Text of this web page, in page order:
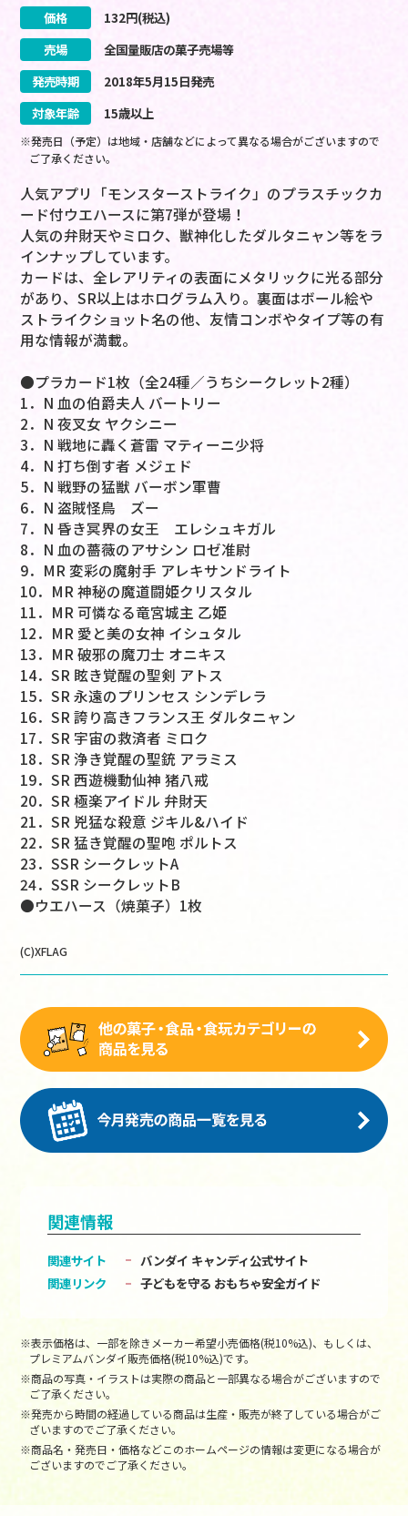
価格 132円(税込)
売場
全国量販店の菓子売場等
発売時期
2018年5月15日発売
対象年齢
15歳以上
※発売日（予定）は地域・店舗などによって異なる場合がございますので
ご了承ください。
人気アプリ「モンスターストライク」のプラスチックカ
ード付ウエハースに第7弾が登場！
人気の弁財天やミロク、獣神化したダルタニャン等をラ
インナップしています。
カードは、全レアリティの表面にメタリックに光る部分
があり、SR以上はホログラム入り。裏面はボール絵や
ストライクショット名の他、友情コンボやタイプ等の有
用な情報が満載。
●プラカード1枚（全24種／うちシークレット2種）
1．N 血の伯爵夫人 バートリー
2．N 夜叉女 ヤクシニー
3．N 戦地に轟く蒼雷 マティーニ少将
4．N 打ち倒す者 メジェド
5．N 戦野の猛獣 バーボン軍曹
6．N 盗賊怪鳥 ズー
7．N 昏き冥界の女王 エレシュキガル
8．N 血の薔薇のアサシン ロゼ准尉
9．MR 変彩の魔射手 アレキサンドライト
10．MR 神秘の魔道闘姫クリスタル
11．MR 可憐なる竜宮城主 乙姫
12．MR 愛と美の女神 イシュタル
13．MR 破邪の魔刀士 オニキス
14．SR 眩き覚醒の聖剣 アトス
15．SR 永遠のプリンセス シンデレラ
16．SR 誇り高きフランス王 ダルタニャン
17．SR 宇宙の救済者 ミロク
18．SR 浄き覚醒の聖銃 アラミス
19．SR 西遊機動仙神 猪八戒
20．SR 極楽アイドル 弁財天
21．SR 兇猛な殺意 ジキル&ハイド
22．SR 猛き覚醒の聖咆 ポルトス
23．SSR シークレットA
24．SSR シークレットB
●ウエハース（焼菓子）1枚
(C)XFLAG
関連情報
関連サイト
バンダイ キャンディ公式サイト
関連リンク
子どもを守る おもちゃ安全ガイド
※表示価格は、一部を除きメーカー希望小売価格(税10%込)、もしくは、
プレミアムバンダイ販売価格(税10%込)です。
※商品の写真・イラストは実際の商品と一部異なる場合がございますので
ご了承ください。
※発売から時間の経過している商品は生産・販売が終了している場合がご
ざいますのでご了承ください。
※商品名・発売日・価格などこのホームページの情報は変更になる場合が
ございますのでご了承ください。